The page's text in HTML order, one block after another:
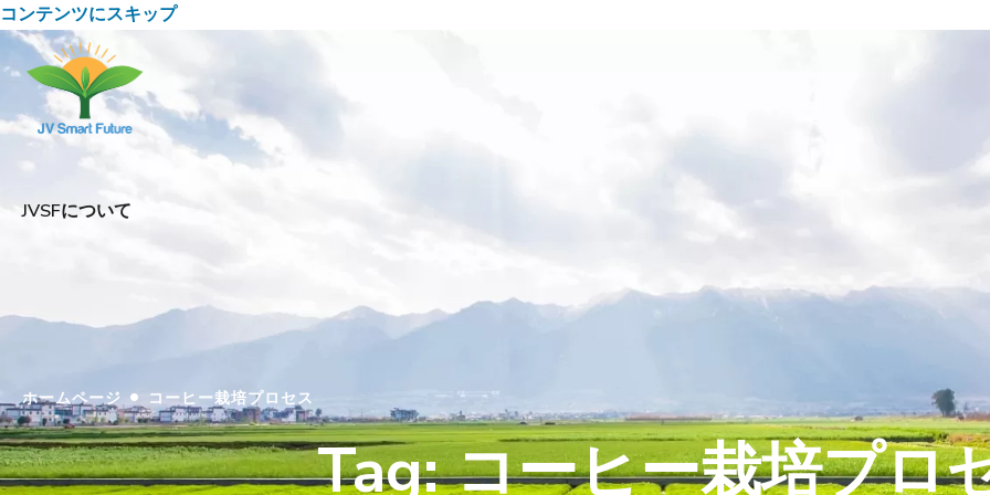
コンテンツにスキップ
JVSFについて
ホームページ• コーヒー栽培プロセス
Tag: コーヒー栽培プロ